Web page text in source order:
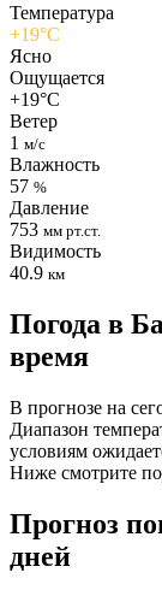
Температура
+19°C
Ясно
Ощущается
+19°C
Ветер
1 м/с
Влажность
57 %
Давление
753 мм рт.ст.
Видимость
40.9 км
Погода в
время
В прогнозе на
Диапазон
условиям
Ниже смотрите
Прогноз
дней